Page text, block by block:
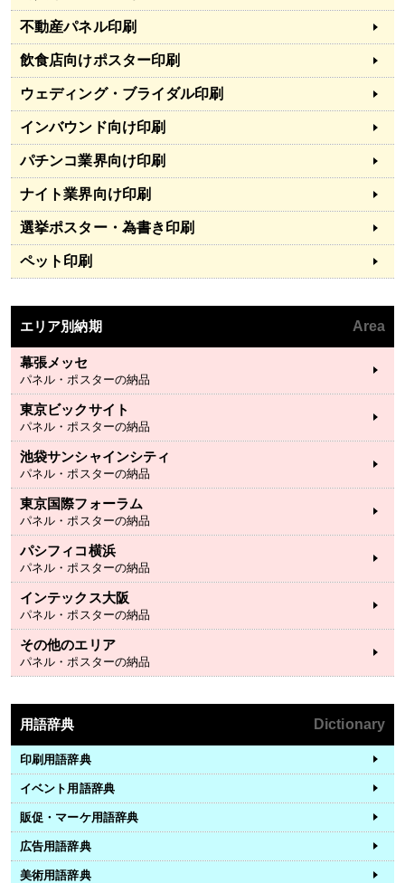
不動産パネル印刷
飲食店向けポスター印刷
ウェディング・ブライダル印刷
インバウンド向け印刷
パチンコ業界向け印刷
ナイト業界向け印刷
選挙ポスター・為書き印刷
ペット印刷
エリア別納期 Area
幕張メッセ
パネル・ポスターの納品
東京ビックサイト
パネル・ポスターの納品
池袋サンシャインシティ
パネル・ポスターの納品
東京国際フォーラム
パネル・ポスターの納品
パシフィコ横浜
パネル・ポスターの納品
インテックス大阪
パネル・ポスターの納品
その他のエリア
パネル・ポスターの納品
用語辞典 Dictionary
印刷用語辞典
イベント用語辞典
販促・マーケ用語辞典
広告用語辞典
美術用語辞典